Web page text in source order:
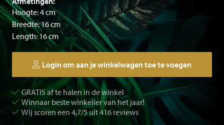
Hoogte: 4 cm
Breedte: 16 cm
Length: 16 cm
Login om aan je winkelwagen toe te voegen
GRATIS af te halen in de winkel
Winnaar beste winkelier van het jaar!
Wij scoren een 4,7/5 uit 416 reviews